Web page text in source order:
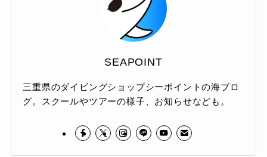
SEAPOINT
三重県のダイビングショップシーポイントの海ブロ
グ。スクールやツアーの様子、お知らせなども。